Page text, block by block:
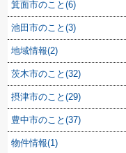
箕面市のこと(6)
池田市のこと(3)
地域情報(2)
茨木市のこと(32)
摂津市のこと(29)
豊中市のこと(37)
物件情報(1)